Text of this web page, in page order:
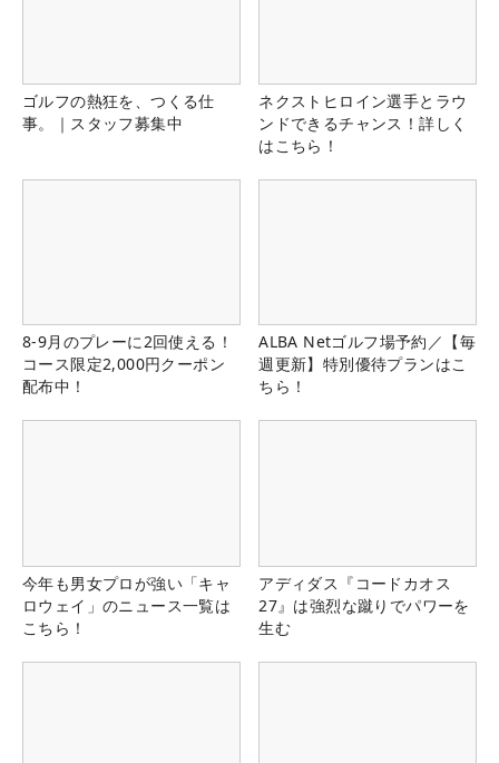
ゴルフの熱狂を、つくる仕
事。｜スタッフ募集中
ネクストヒロイン選手とラウ
ンドできるチャンス！詳しく
はこちら！
8-9月のプレーに2回使える！
コース限定2,000円クーポン
配布中！
ALBA Netゴルフ場予約／【毎
週更新】特別優待プランはこ
ちら！
今年も男女プロが強い「キャ
ロウェイ」のニュース一覧は
こちら！
アディダス『コードカオス
27』は強烈な蹴りでパワーを
生む